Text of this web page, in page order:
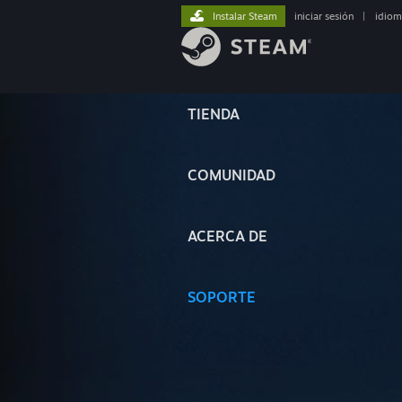
TIENDA
COMUNIDAD
ACERCA DE
SOPORTE
Instalar Steam iniciar sesión